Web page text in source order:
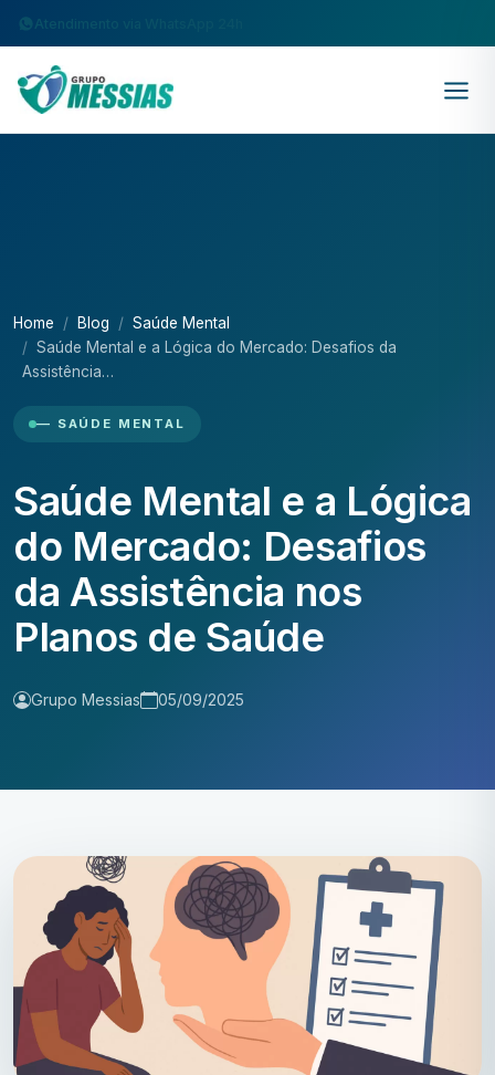
Atendimento via WhatsApp 24h
Home Blog
Saúde Mental
Saúde Mental e a Lógica do Mercado: Desafios da
Assistência…
— SAÚDE MENTAL
Saúde Mental e a Lógica
do Mercado: Desafios
da Assistência nos
Planos de Saúde
Grupo Messias 05/09/2025